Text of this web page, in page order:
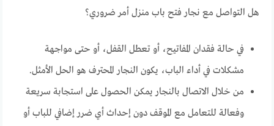
هل التواصل مع نجار فتح باب منزل أمر ضروري؟
في حالة فقدان المفاتيح، أو تعطل القفل، أو حتى مواجهة
مشكلات في أداء الباب، يكون النجار المحترف هو الحل الأمثل.
من خلال الاتصال بالنجار يمكن الحصول على استجابة سريعة
وفعالة للتعامل مع الموقف دون إحداث أي ضرر إضافي للباب أو